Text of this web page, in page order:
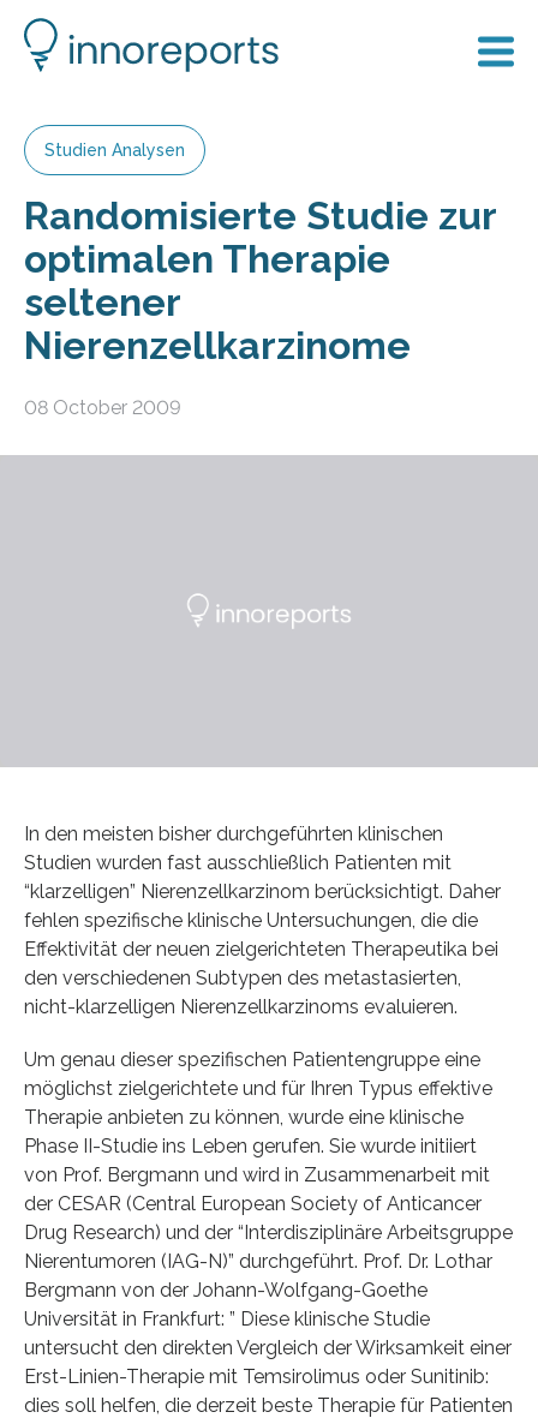
Studien Analysen
Randomisierte Studie zur
optimalen Therapie
seltener
Nierenzellkarzinome
08 October 2009
In den meisten bisher durchgeführten klinischen
Studien wurden fast ausschließlich Patienten mit
“klarzelligen” Nierenzellkarzinom berücksichtigt. Daher
fehlen spezifische klinische Untersuchungen, die die
Effektivität der neuen zielgerichteten Therapeutika bei
den verschiedenen Subtypen des metastasierten,
nicht-klarzelligen Nierenzellkarzinoms evaluieren.
Um genau dieser spezifischen Patientengruppe eine
möglichst zielgerichtete und für Ihren Typus effektive
Therapie anbieten zu können, wurde eine klinische
Phase II-Studie ins Leben gerufen. Sie wurde initiiert
von Prof. Bergmann und wird in Zusammenarbeit mit
der CESAR (Central European Society of Anticancer
Drug Research) und der “Interdisziplinäre Arbeitsgruppe
Nierentumoren (IAG-N)” durchgeführt. Prof. Dr. Lothar
Bergmann von der Johann-Wolfgang-Goethe
Universität in Frankfurt: ” Diese klinische Studie
untersucht den direkten Vergleich der Wirksamkeit einer
Erst-Linien-Therapie mit Temsirolimus oder Sunitinib:
dies soll helfen, die derzeit beste Therapie für Patienten